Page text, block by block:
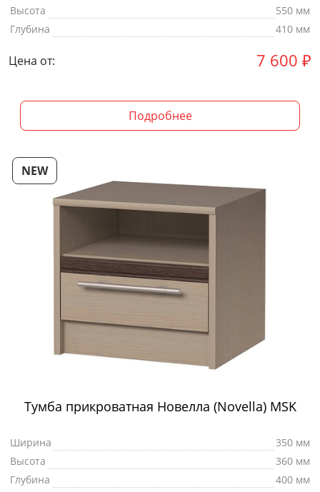
Высота
550 мм
Глубина
410 мм
Цена от: 7 600 ₽
Подробнее
NEW
Тумба прикроватная Новелла (Novella) MSK
Ширина
350 мм
Высота
360 мм
Глубина
400 мм